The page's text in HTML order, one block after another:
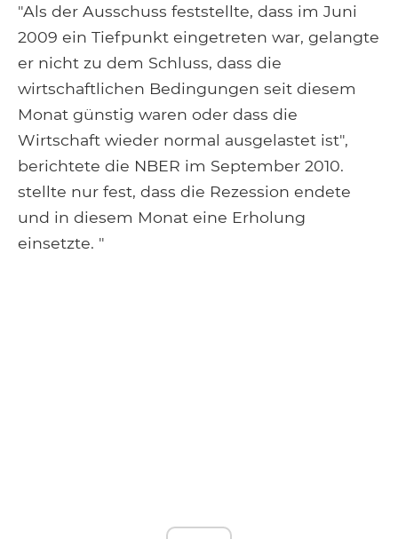
"Als der Ausschuss feststellte, dass im Juni
2009 ein Tiefpunkt eingetreten war, gelangte
er nicht zu dem Schluss, dass die
wirtschaftlichen Bedingungen seit diesem
Monat günstig waren oder dass die
Wirtschaft wieder normal ausgelastet ist",
berichtete die NBER im September 2010.
stellte nur fest, dass die Rezession endete
und in diesem Monat eine Erholung
einsetzte. "